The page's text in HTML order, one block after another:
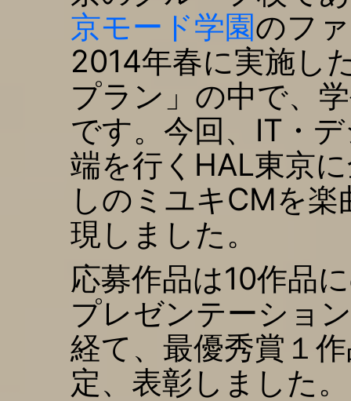
京モード学園のフ
2014年春に実施し
プラン」の中で、
です。今回、IT・
端を行くHAL東京
しのミユキCMを
現しました。
応募作品は10作品
プレゼンテーショ
経て、最優秀賞１
定、表彰しました。